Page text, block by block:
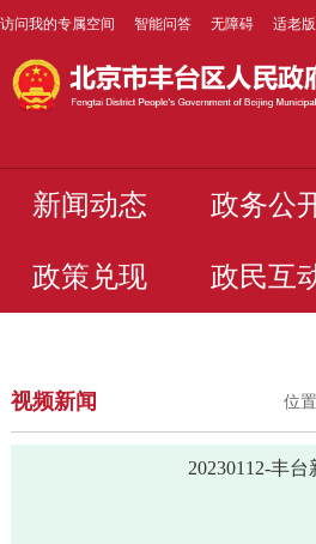
访问我的专属空间 智能问答 无障碍 适老版
新闻动态 政务公
政策兑现 政民互
视频新闻 位
20230112-丰台